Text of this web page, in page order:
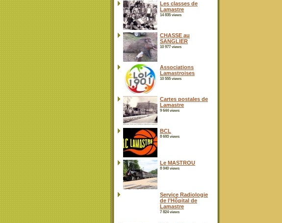
Les classes de
Lamastre
14 835 views
CHASSE au
SANGLIER
10 977 views
Associations
Lamastroises
10 555 views
Cartes postales de
Lamastre
9 644 views
BCL
8 693 views
Le MASTROU
8 040 views
Service Radiologie
de l’Hôpital de
Lamastre
7 824 views